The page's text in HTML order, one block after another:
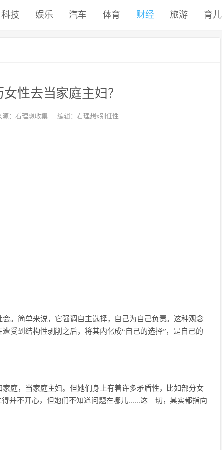
科技 娱乐 汽车 体育 财经 旅游 育儿
性去当家庭主妇？
源：看理想收集 编辑：看理想x别任性
。简单来说，它强调自主选择，自己为自己负责。这种观念
受到结构性剥削之后，将其内化成“自己的选择”，是自己的
庭，当家庭主妇。但她们身上有着许多矛盾性，比如部分女
并不开心，但她们不知道问题在哪儿......这一切，其实都指向